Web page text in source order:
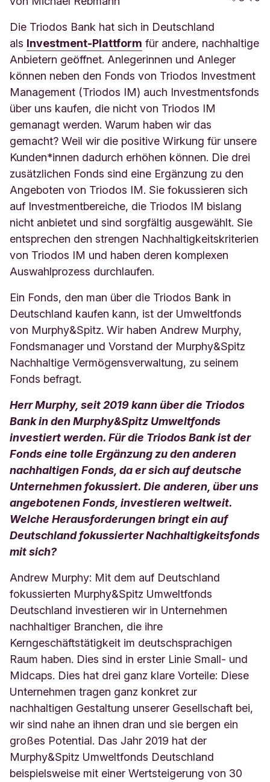
Die Triodos Bank hat sich in Deutschland
als Investment-Plattform für andere, nachhaltige
Anbietern geöffnet. Anlegerinnen und Anleger
können neben den Fonds von Triodos Investment
Management (Triodos IM) auch Investmentsfonds
über uns kaufen, die nicht von Triodos IM
gemanagt werden. Warum haben wir das
gemacht? Weil wir die positive Wirkung für unsere
Kunden*innen dadurch erhöhen können. Die drei
zusätzlichen Fonds sind eine Ergänzung zu den
Angeboten von Triodos IM. Sie fokussieren sich
auf Investmentbereiche, die Triodos IM bislang
nicht anbietet und sind sorgfältig ausgewählt. Sie
entsprechen den strengen Nachhaltigkeitskriterien
von Triodos IM und haben deren komplexen
Auswahlprozess durchlaufen.
Ein Fonds, den man über die Triodos Bank in
Deutschland kaufen kann, ist der Umweltfonds
von Murphy&Spitz. Wir haben Andrew Murphy,
Fondsmanager und Vorstand der Murphy&Spitz
Nachhaltige Vermögensverwaltung, zu seinem
Fonds befragt.
Herr Murphy, seit 2019 kann über die Triodos
Bank in den Murphy&Spitz Umweltfonds
investiert werden. Für die Triodos Bank ist der
Fonds eine tolle Ergänzung zu den anderen
nachhaltigen Fonds, da er sich auf deutsche
Unternehmen fokussiert. Die anderen, über uns
angebotenen Fonds, investieren weltweit.
Welche Herausforderungen bringt ein auf
Deutschland fokussierter Nachhaltigkeitsfonds
mit sich?
Andrew Murphy: Mit dem auf Deutschland
fokussierten Murphy&Spitz Umweltfonds
Deutschland investieren wir in Unternehmen
nachhaltiger Branchen, die ihre
Kerngeschäftstätigkeit im deutschsprachigen
Raum haben. Dies sind in erster Linie Small- und
Midcaps. Dies hat drei ganz klare Vorteile: Diese
Unternehmen tragen ganz konkret zur
nachhaltigen Gestaltung unserer Gesellschaft bei,
wir sind nahe an ihnen dran und sie bergen ein
großes Potential. Das Jahr 2019 hat der
Murphy&Spitz Umweltfonds Deutschland
beispielsweise mit einer Wertsteigerung von 30